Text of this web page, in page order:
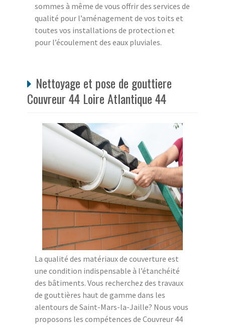
sommes à même de vous offrir des services de
qualité pour l’aménagement de vos toits et
toutes vos installations de protection et
pour l’écoulement des eaux pluviales.
Nettoyage et pose de gouttiere
Couvreur 44 Loire Atlantique 44
La qualité des matériaux de couverture est
une condition indispensable à l’étanchéité
des bâtiments. Vous recherchez des travaux
de gouttières haut de gamme dans les
alentours de Saint-Mars-la-Jaille? Nous vous
proposons les compétences de Couvreur 44